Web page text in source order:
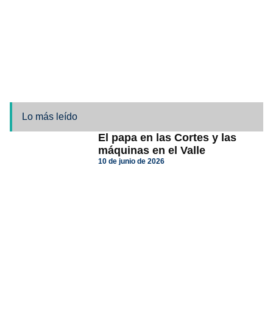
Lo más leído
El papa en las Cortes y las
máquinas en el Valle
10 de junio de 2026